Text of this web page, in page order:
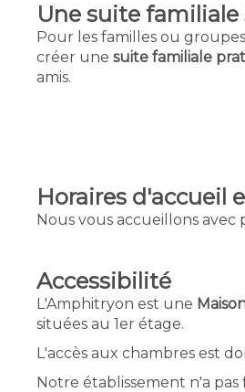
Une suite
Pour les familles ou
créer une suite familiale
amis.
Horaires d'accueil
Nous vous accueillons avec
Accessibilité
L'Amphitryon est une
situées au 1er étage.
L'accès aux chambres est
Notre établissement n'a